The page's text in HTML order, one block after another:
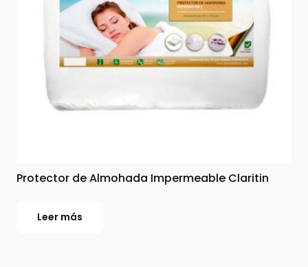
Protector de Almohada Impermeable Claritin
Leer más